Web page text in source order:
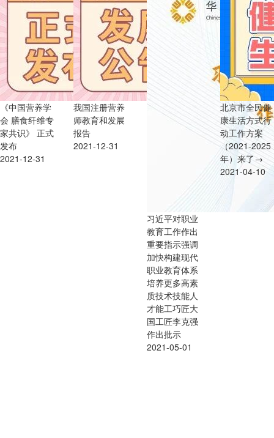
《中国营养学
会 膳食纤维专
家共识》 正式
发布
2021-12-31
我国注册营养
师教育和发展
报告
2021-12-31
习近平对职业
教育工作作出
重要指示强调
加快构建现代
职业教育体系
培养更多高素
质技术技能人
才能工巧匠大
国工匠李克强
作出批示
2021-05-01
北京市全民健
康生活方式行
动工作方案
（2021-2025
年）来了→
2021-04-10